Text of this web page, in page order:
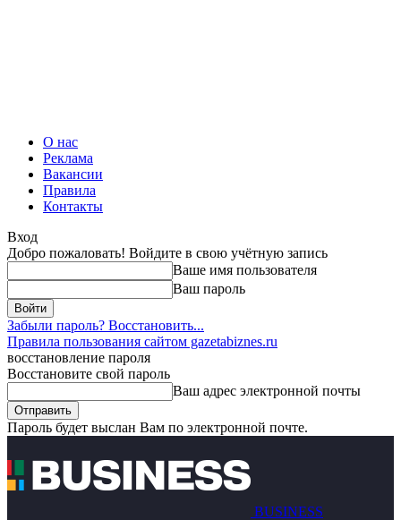
О нас
Реклама
Вакансии
Правила
Контакты
Вход
Добро пожаловать! Войдите в свою учётную запись
Ваше имя пользователя
Ваш пароль
Забыли пароль? Восстановить...
Правила пользования сайтом gazetabiznes.ru
восстановление пароля
Восстановите свой пароль
Ваш адрес электронной почты
Пароль будет выслан Вам по электронной почте.
BUSINESS